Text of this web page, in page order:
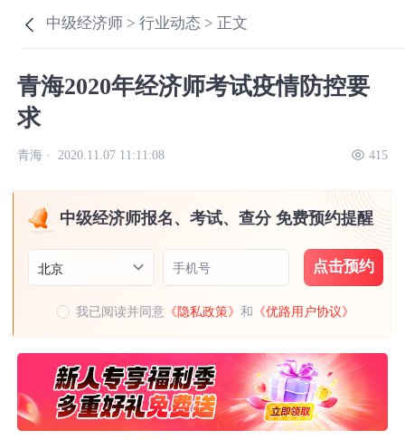
中级经济师 >行业动态 > 正文
青海2020年经济师考试疫情防控要
求
青海 · 2020.11.07 11:11:08 415
中级经济师报名、考试、查分 免费预约提醒
北京 手机号 点击预约
我已阅读并同意 《隐私政策》和 《优路用户协议》